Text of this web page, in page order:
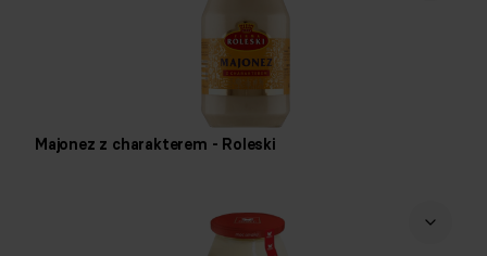
Majonez z charakterem - Roleski